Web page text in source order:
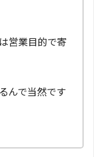
営業目的で寄
んで当然です